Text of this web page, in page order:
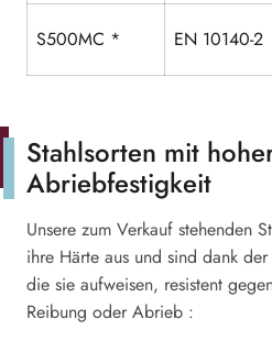
S500MC * EN 10140-2
Stahlsorten mit
Abriebfestigkeit
Unsere zum Verkauf stehenden
ihre Härte aus und sind dank
die sie aufweisen, resistent
Reibung oder Abrieb :